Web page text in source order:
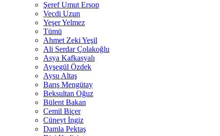
Şeref Umut Ersop
Vecdi Uzun
Yeşer Yelmez
Tümü
Ahmet Zeki Yeşil
Ali Serdar Çolakoğlu
Asya Kafkasyalı
Ayşegül Özdek
Aysu Altaş
Barış Mengütay
Beksultan Oğuz
Bülent Bakan
Cemil Biçer
Cüneyt İngiz
Damla Pektaş